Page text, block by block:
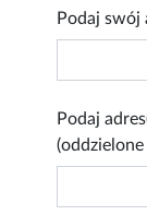
Podaj swój
Podaj